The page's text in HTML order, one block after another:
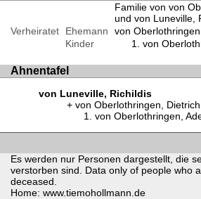
Familie von von
und von Luneville,
Verheiratet
Ehemann
von
Kinder
von
Ahnentafel
von Luneville, Richildis
von Oberlothringen,
von Oberlothringen,
Es werden nur Personen dargestellt, die
verstorben sind. Data only of people who
deceased.
Home: www.tiemohollmann.de